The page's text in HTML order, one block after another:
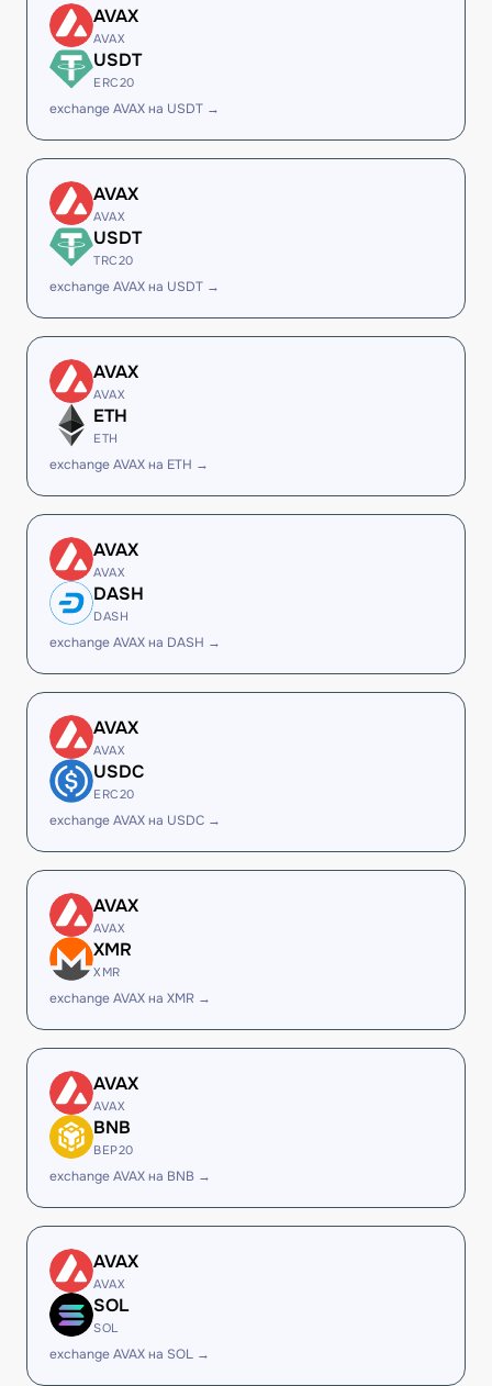
AVAX
AVAX
USDT
ERC20
exchange AVAX на USDT →
AVAX
AVAX
USDT
TRC20
exchange AVAX на USDT →
AVAX
AVAX
ETH
ETH
exchange AVAX на ETH →
AVAX
AVAX
DASH
DASH
exchange AVAX на DASH →
AVAX
AVAX
USDC
ERC20
exchange AVAX на USDC →
AVAX
AVAX
XMR
XMR
exchange AVAX на XMR →
AVAX
AVAX
BNB
BEP20
exchange AVAX на BNB →
AVAX
AVAX
SOL
SOL
exchange AVAX на SOL →